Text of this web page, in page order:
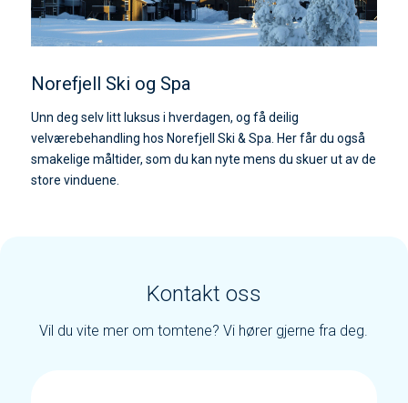
Norefjell Ski og Spa
Unn deg selv litt luksus i hverdagen, og få deilig
velværebehandling hos Norefjell Ski & Spa. Her får du også
smakelige måltider, som du kan nyte mens du skuer ut av de
store vinduene.
Kontakt oss
Vil du vite mer om tomtene? Vi hører gjerne fra deg.